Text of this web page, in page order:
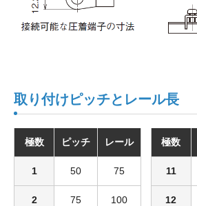
取り付けピッチとレール長
極数 ピッチ レール
1 50 75
2 75 100
極数
11
12